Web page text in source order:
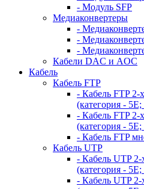
- Модуль SFP
Медиаконвертеры
-
-
-
Кабели DAC и AOC
Кабель
Кабель FTP
- Кабель FTP
(категория -
- Кабель FTP
(категория - 5Е;
- Кабель FTP
Кабель UTP
- Кабель UTP
(категория -
- Кабель UTP